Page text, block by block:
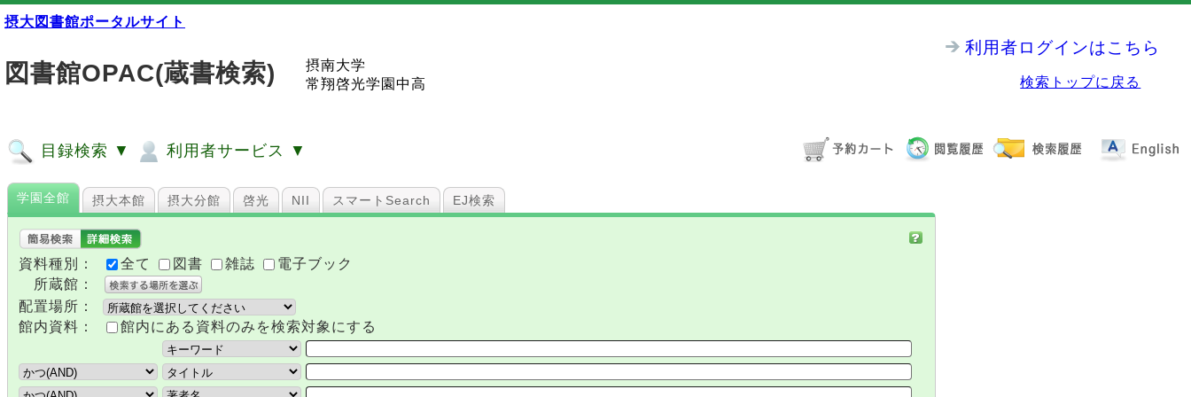
摂大図書館ポータルサイト
図書館OPAC(蔵書検索)
摂南大学
常翔啓光学園中高
利用者ログインはこちら
検索トップに戻る
目録検索 ▼ 利用者サービス ▼
学園全館 摂大本館 摂大分館 啓光 NII スマートSearch EJ検索
資料種別： 全て 図書 雑誌
電子ブック
所蔵館：
配置場所：
館内資料：
館内にある資料のみを検索対象にする